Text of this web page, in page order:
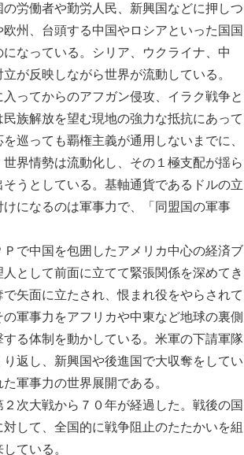
労働者や勤労人民、新興国などに押しつ
州、台頭する中国やロシアといった国国
なっている。シリア、ウクライナ、中
が反映しながら世界が流動している。
ってからのアフガン侵攻、イラク戦争と
族解放を望む現地の強力な抵抗にあって
巡っても覇権主義が通用しないまでに、
界情勢は流動化し、その１極支配が揺ら
うとしている。基軸通貨であるドルの立
になるのは軍事力で、「同盟国の軍事
で中国を包囲したアメリカ中心の経済ブ
として前面に立てて緊張関係を深めてき
矢面に立たされ、恨まれ役をやらされて
軍事力をアフリカや中東など地球の裏側
る体制を動かしている。米軍の下請軍隊
返し、新興国や後進国で大収奪をしてい
軍事力の世界展開である。
次大戦から７０年が経過した。戦後の国
して、全国的に戦争阻止のたたかいを組
ている。